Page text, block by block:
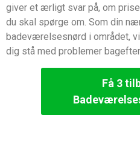
giver et ærligt svar på, om
du skal spørge om. Som din
badeværelsesnørd i området,
dig stå med problemer
Få 3